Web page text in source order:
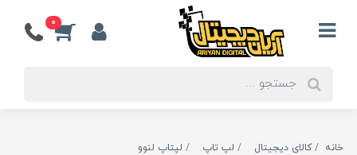
0
خانه کالای دیجیتال لپ تاپ
لپتاپ لنوو